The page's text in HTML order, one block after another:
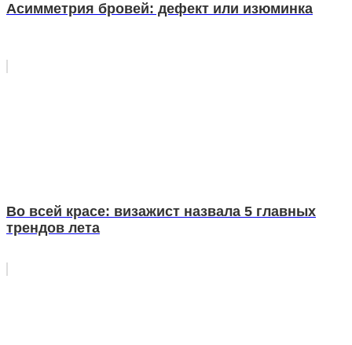
Асимметрия бровей: дефект или изюминка
Во всей красе: визажист назвала 5 главных
трендов лета